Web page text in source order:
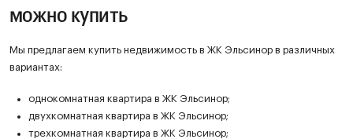
можно купить
Мы предлагаем купить недвижимость в ЖК Эльсинор в различных
вариантах:
однокомнатная квартира в ЖК Эльсинор;
двухкомнатная квартира в ЖК Эльсинор;
трехкомнатная квартира в ЖК Эльсинор;